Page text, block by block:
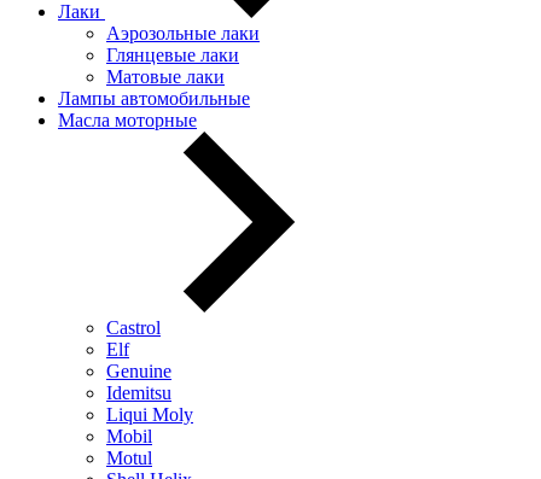
Лаки
Аэрозольные лаки
Глянцевые лаки
Матовые лаки
Лампы автомобильные
Масла моторные
Castrol
Elf
Genuine
Idemitsu
Liqui Moly
Mobil
Motul